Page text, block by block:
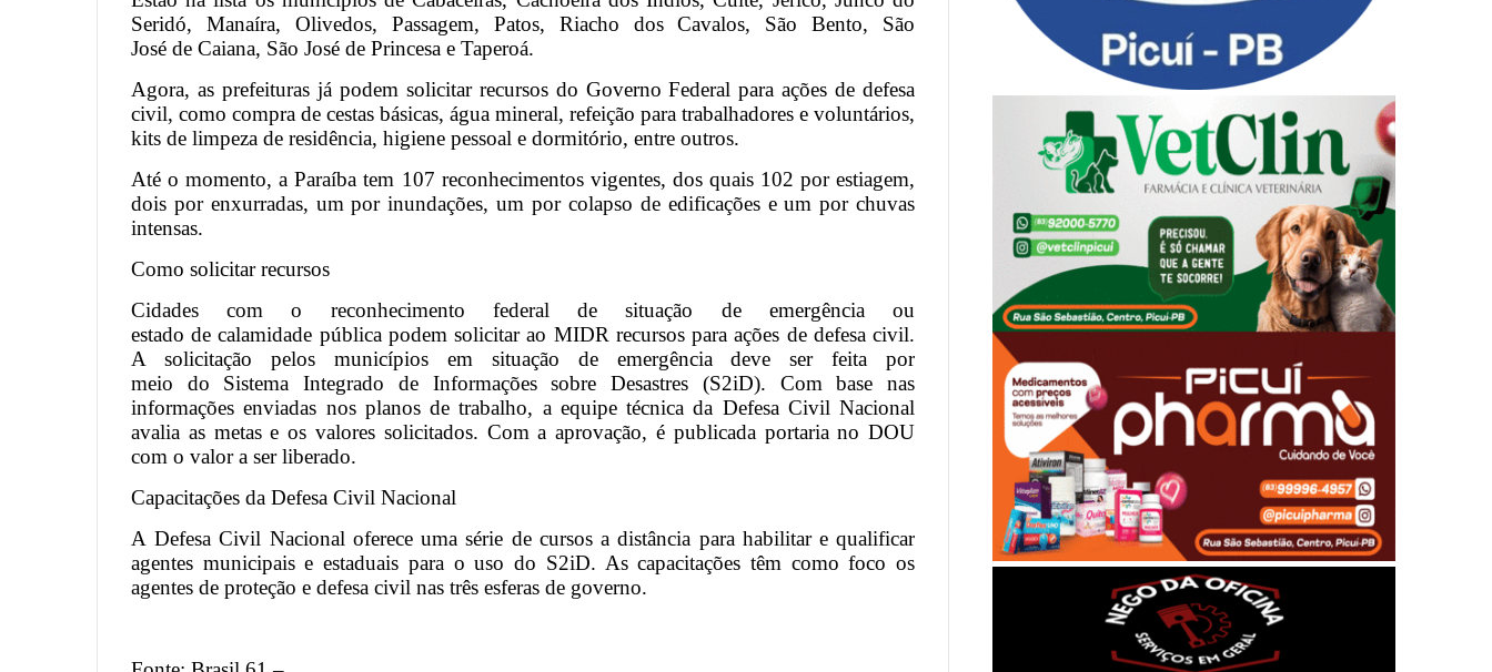
Seridó, Manaíra, Olivedos, Passagem, Patos, Riacho dos Cavalos, São Bento, São
José de Caiana, São José de Princesa e Taperoá.
Agora, as prefeituras já podem solicitar recursos do Governo Federal para ações de defesa
civil, como compra de cestas básicas, água mineral, refeição para trabalhadores e voluntários,
kits de limpeza de residência, higiene pessoal e dormitório, entre outros.
Até o momento, a Paraíba tem 107 reconhecimentos vigentes, dos quais 102 por estiagem,
dois por enxurradas, um por inundações, um por colapso de edificações e um por chuvas
intensas.
Como solicitar recursos
Cidades com o reconhecimento federal de situação de emergência ou
estado de calamidade pública podem solicitar ao MIDR recursos para ações de defesa civil.
A solicitação pelos municípios em situação de emergência deve ser feita por
meio do Sistema Integrado de Informações sobre Desastres (S2iD). Com base nas
informações enviadas nos planos de trabalho, a equipe técnica da Defesa Civil Nacional
avalia as metas e os valores solicitados. Com a aprovação, é publicada portaria no DOU
com o valor a ser liberado.
Capacitações da Defesa Civil Nacional
A Defesa Civil Nacional oferece uma série de cursos a distância para habilitar e qualificar
agentes municipais e estaduais para o uso do S2iD. As capacitações têm como foco os
agentes de proteção e defesa civil nas três esferas de governo.